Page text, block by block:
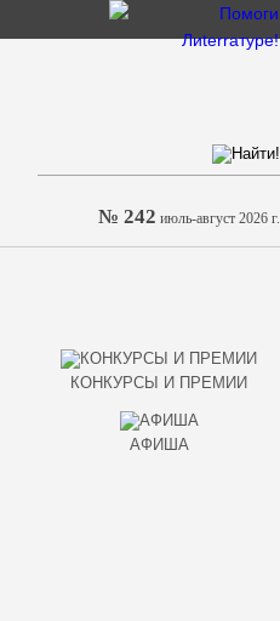
№ 242 июль-август 2026 г.
КОНКУРСЫ И ПРЕМИИ
АФИША